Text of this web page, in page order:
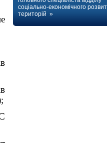
соціально-економічного
територій »